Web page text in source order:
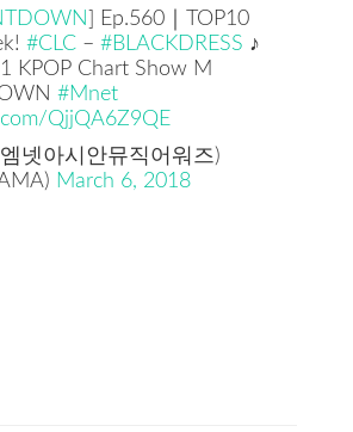
] Ep.560｜TOP10
#CLC– #BLACKDRESS ♪
KPOP Chart Show M
#Mnet
QjjQA6Z9QE
넷아시안뮤직어워즈)
March 6, 2018